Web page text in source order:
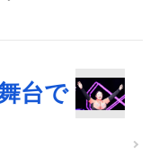
台で